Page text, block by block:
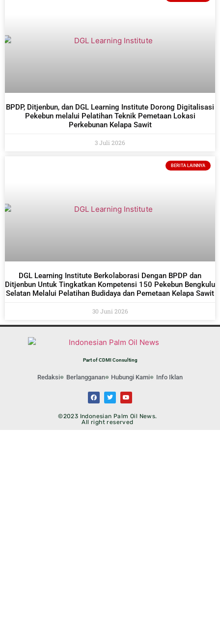
BPDP, Ditjenbun, dan DGL Learning Institute Dorong Digitalisasi
Pekebun melalui Pelatihan Teknik Pemetaan Lokasi
Perkebunan Kelapa Sawit
3 Juli 2026
BERITA LAINNYA
DGL Learning Institute Berkolaborasi Dengan BPDP dan
Ditjenbun Untuk Tingkatkan Kompetensi 150 Pekebun Bengkulu
Selatan Melalui Pelatihan Budidaya dan Pemetaan Kelapa Sawit
30 Juni 2026
Part of CDMI Consulting
Redaksi Berlangganan Hubungi Kami Info Iklan
©2023 Indonesian Palm Oil News.
All right reserved